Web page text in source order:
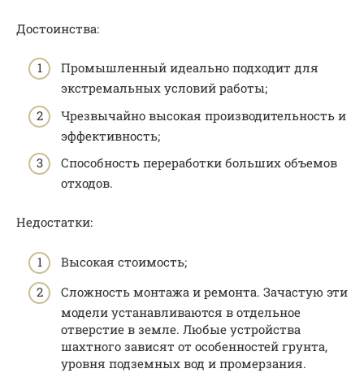
Достоинства:
Промышленный идеально подходит для
экстремальных условий работы;
Чрезвычайно высокая производительность и
эффективность;
Способность переработки больших объемов
отходов.
Недостатки:
Высокая стоимость;
Сложность монтажа и ремонта. Зачастую эти
модели устанавливаются в отдельное
отверстие в земле. Любые устройства
шахтного зависят от особенностей грунта,
уровня подземных вод и промерзания.